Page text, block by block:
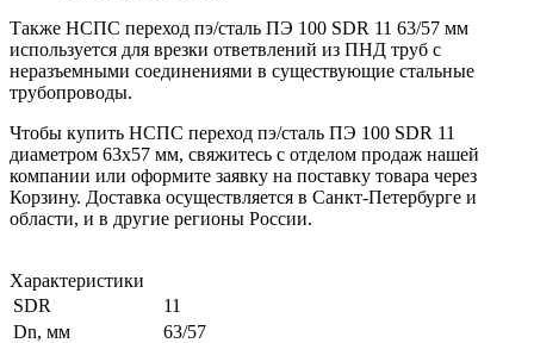
Также НСПС переход пэ/сталь ПЭ 100 SDR 11 63/57 мм
используется для врезки ответвлений из ПНД труб с
неразъемными соединениями в существующие стальные
трубопроводы.
Чтобы купить НСПС переход пэ/сталь ПЭ 100 SDR 11
диаметром 63х57 мм, свяжитесь с отделом продаж нашей
компании или оформите заявку на поставку товара через
Корзину. Доставка осуществляется в Санкт-Петербурге и
области, и в другие регионы России.
Характеристики
SDR
11
Dn, мм
63/57